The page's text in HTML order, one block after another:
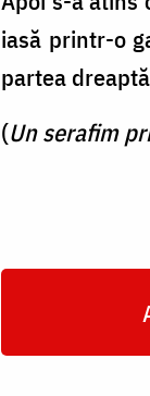
iasă printr-o
partea
(Un serafim